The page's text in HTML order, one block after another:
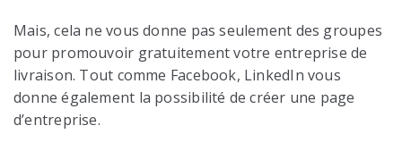
Mais, cela ne vous donne pas seulement des groupes
pour promouvoir gratuitement votre entreprise de
livraison. Tout comme Facebook, LinkedIn vous
donne également la possibilité de créer une page
d’entreprise.